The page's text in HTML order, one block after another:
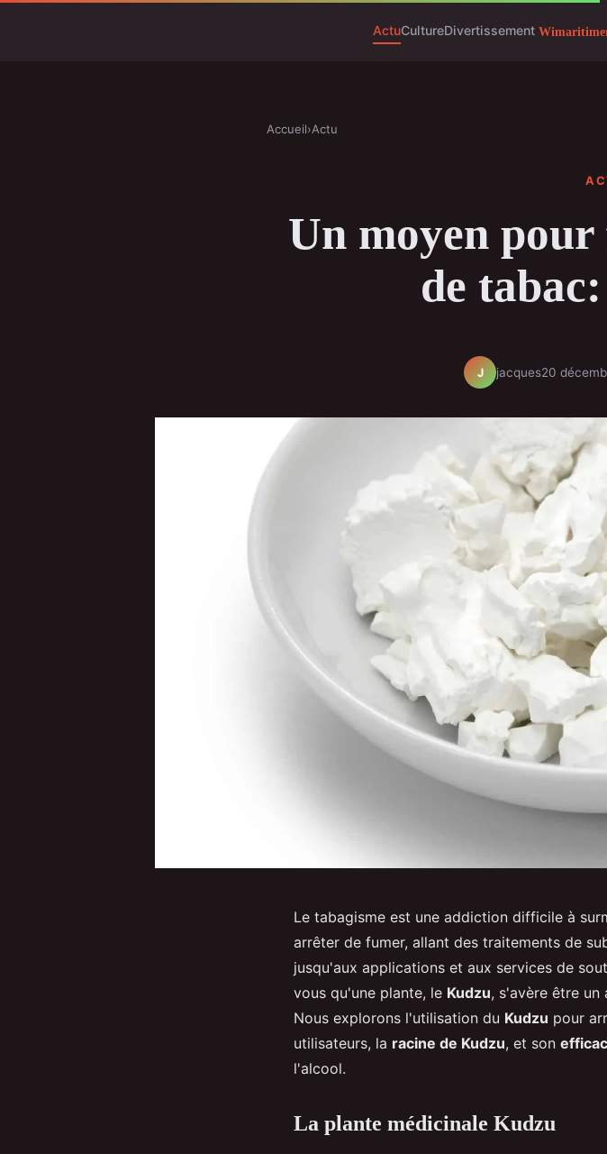
ActuCultureDivertissement
Accueil›Actu
Un moyen
de
J jacques20
Le tabagisme est une addiction difficile à
arrêter de fumer, allant des traitements de
jusqu'aux applications et aux services de
vous qu'une plante, le Kudzu, s'avère être un
Nous explorons l'utilisation du Kudzu pour
utilisateurs, la racine de Kudzu, et son
l'alcool.
La plante médicinale Kudzu